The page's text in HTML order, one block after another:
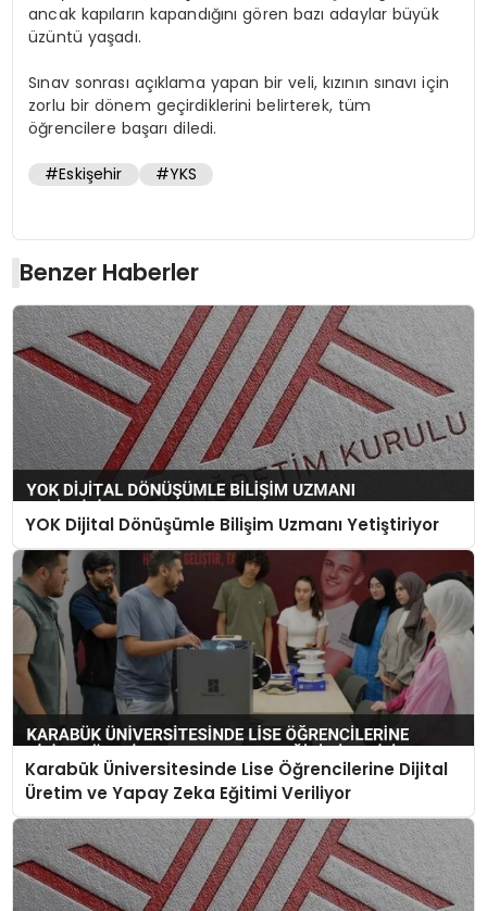
ancak kapıların kapandığını gören bazı adaylar büyük
üzüntü yaşadı.
Sınav sonrası açıklama yapan bir veli, kızının sınavı için
zorlu bir dönem geçirdiklerini belirterek, tüm
öğrencilere başarı diledi.
#Eskişehir #YKS
Benzer Haberler
YOK Dijital Dönüşümle Bilişim Uzmanı Yetiştiriyor
Karabük Üniversitesinde Lise Öğrencilerine Dijital
Üretim ve Yapay Zeka Eğitimi Veriliyor